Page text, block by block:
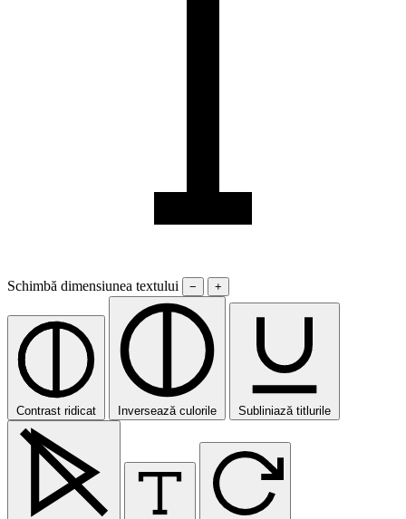
Schimbă dimensiunea textului − +
Contrast ridicat Inversează culorile Subliniază titlurile